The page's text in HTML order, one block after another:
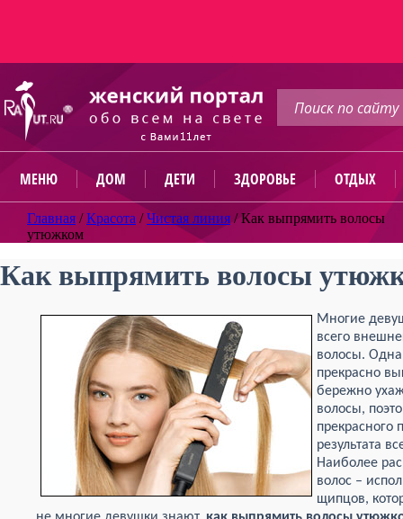
МЕНЮ ДОМ ДЕТИ ЗДОРОВЬЕ ОТДЫХ
Главная /Красота /Чистая линия /Как выпрямить волосы
утюжком
Как выпрямить волосы
Многие
всего
волосы.
прекрасно
бережно
волосы,
прекрасного
результата
Наиболее
волос –
щипцов,